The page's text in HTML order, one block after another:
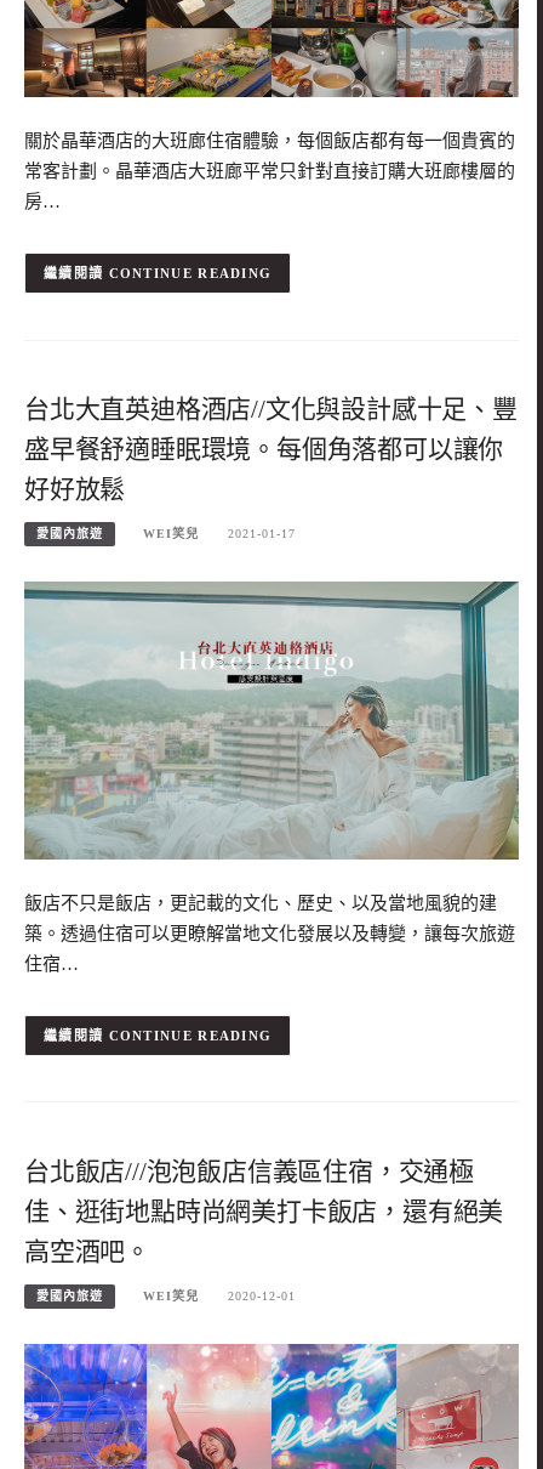
關於晶華酒店的大班廊住宿體驗，每個飯店都有每一個貴賓的
常客計劃。晶華酒店大班廊平常只針對直接訂購大班廊樓層的
房…
CONTINUE READING
台北大直英迪格酒店//文化與設計感十足、豐
盛早餐舒適睡眠環境。每個角落都可以讓你
好好放鬆
愛國內旅遊 WEI笑兒 2021-01-17
飯店不只是飯店，更記載的文化、歷史、以及當地風貌的建
築。透過住宿可以更瞭解當地文化發展以及轉變，讓每次旅遊
住宿…
CONTINUE READING
台北飯店///泡泡飯店信義區住宿，交通極
佳、逛街地點時尚網美打卡飯店，還有絕美
高空酒吧。
愛國內旅遊 WEI笑兒 2020-12-01